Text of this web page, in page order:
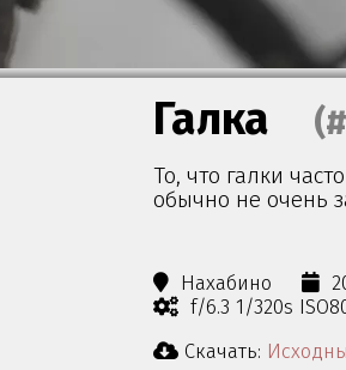
Галка
То, что галки
обычно не очень
Нахабино
f/6.3 1/320s
Скачать: